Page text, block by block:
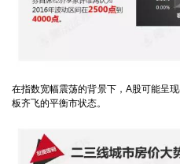
在指数宽幅震荡的背景下，A股可能呈
板齐飞的平衡市状态。